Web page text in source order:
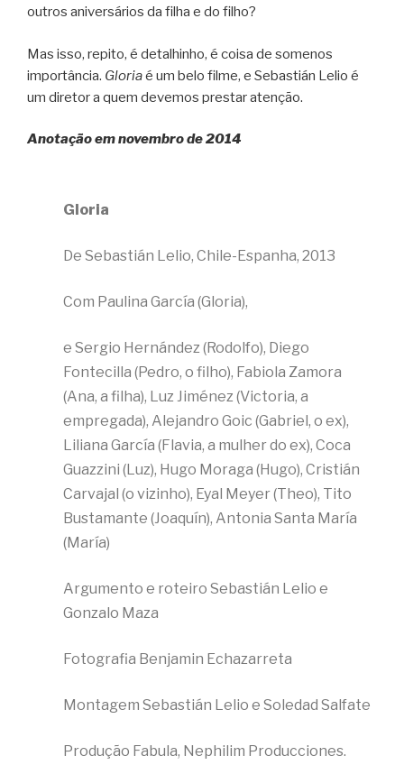
outros aniversários da filha e do filho?
Mas isso, repito, é detalhinho, é coisa de somenos
importância. Gloriaé um belo filme, e Sebastián Lelio é
um diretor a quem devemos prestar atenção.
Anotação em novembro de 2014
Gloria
De Sebastián Lelio, Chile-Espanha, 2013
Com Paulina García (Gloria),
e Sergio Hernández (Rodolfo), Diego
Fontecilla (Pedro, o filho), Fabiola Zamora
(Ana, a filha), Luz Jiménez (Victoria, a
empregada), Alejandro Goic (Gabriel, o ex),
Liliana García (Flavia, a mulher do ex), Coca
Guazzini (Luz), Hugo Moraga (Hugo), Cristián
Carvajal (o vizinho), Eyal Meyer (Theo), Tito
Bustamante (Joaquín), Antonia Santa María
(María)
Argumento e roteiro Sebastián Lelio e
Gonzalo Maza
Fotografia Benjamin Echazarreta
Montagem Sebastián Lelio e Soledad Salfate
Produção Fabula, Nephilim Producciones.